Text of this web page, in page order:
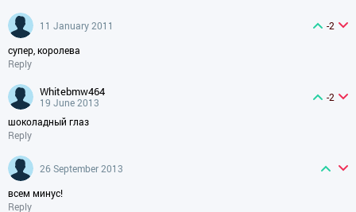
11 January 2011
-2
супер, королева
Reply
whitebmw464
19 June 2013
-2
шоколадный глаз
Reply
26 September 2013
всем минус!
Reply